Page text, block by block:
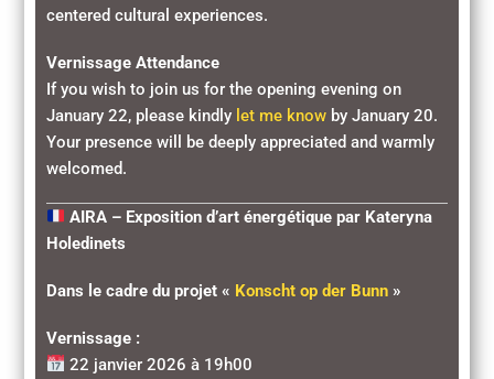
centered cultural experiences.
Vernissage Attendance
If you wish to join us for the opening evening on
January 22, please kindly let me know by January 20.
Your presence will be deeply appreciated and warmly
welcomed.
AIRA – Exposition d’art énergétique par Kateryna
Holedinets
Dans le cadre du projet « Konscht op der Bunn »
Vernissage :
22 janvier 2026 à 19h00